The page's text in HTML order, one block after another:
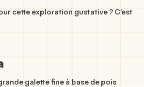
cette exploration gustative ? C’est
galette fine à base de pois